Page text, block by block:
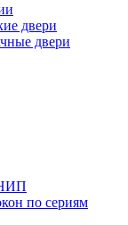
двери
двери
по сериям